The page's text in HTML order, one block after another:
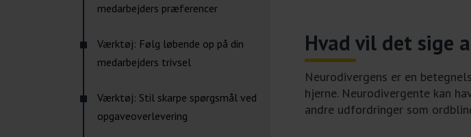
medarbejders præferencer
Værktøj: Følg løbende op på din
medarbejders trivsel
Værktøj: Stil skarpe spørgsmål ved
opgaveoverlevering
Hvad vil det sige
Neurodivergens er en
hjerne. Neurodivergente kan
andre udfordringer som